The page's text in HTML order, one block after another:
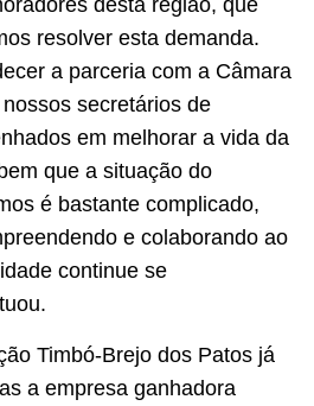
desta região, que
resolver esta demanda.
a parceria com a Câmara
secretários de
em melhorar a vida da
que a situação do
é bastante complicado,
e colaborando ao
continue se
Timbó-Brejo dos Patos já
a empresa ganhadora